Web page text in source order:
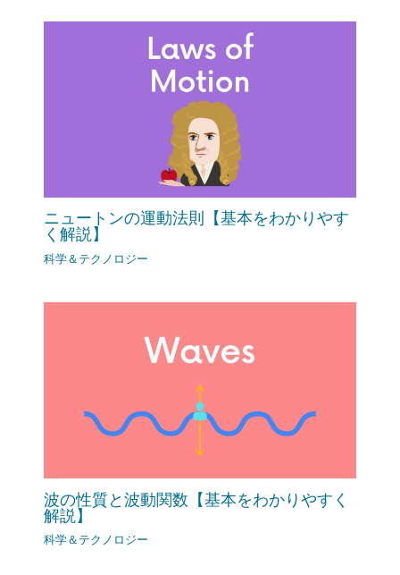
ニュートンの運動法則【基本をわかりやす
く解説】
科学＆テクノロジー
波の性質と波動関数【基本をわかりやすく
解説】
科学＆テクノロジー